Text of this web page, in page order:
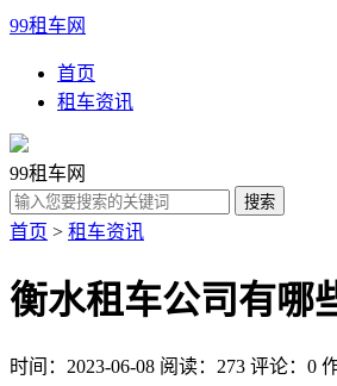
99租车网
首页
租车资讯
99租车网
首页 > 租车资讯
衡水租车公司有哪
时间：2023-06-08 阅读：273 评论：0